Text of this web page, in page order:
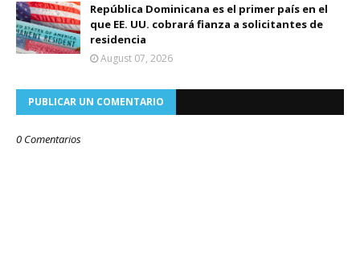
República Dominicana es el primer país en el
que EE. UU. cobrará fianza a solicitantes de
residencia
August 07, 2026
PUBLICAR UN COMENTARIO
0 Comentarios